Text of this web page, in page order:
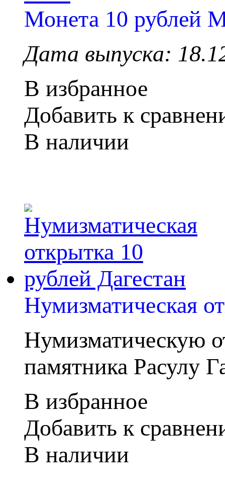
Монета 10 рублей
Дата выпуска:
В избранное
Добавить к
В наличии
Нумизматическая
Нумизматическую
памятника Расулу
В избранное
Добавить к
В наличии